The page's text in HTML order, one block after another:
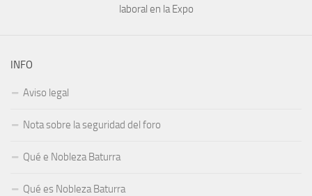
laboral en la Expo
INFO
Aviso legal
Nota sobre la seguridad del foro
Qué e Nobleza Baturra
Qué es Nobleza Baturra